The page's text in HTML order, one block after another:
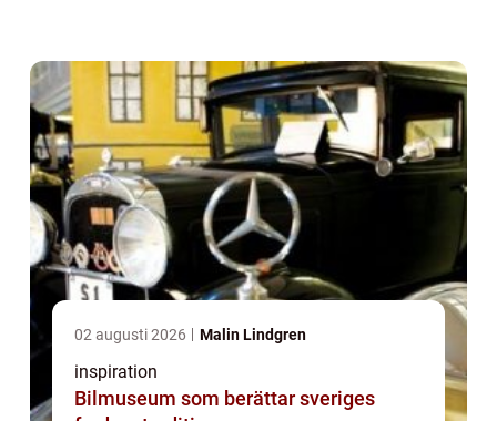
02 augusti 2026 Malin Lindgren
inspiration
Bilmuseum som berättar sveriges